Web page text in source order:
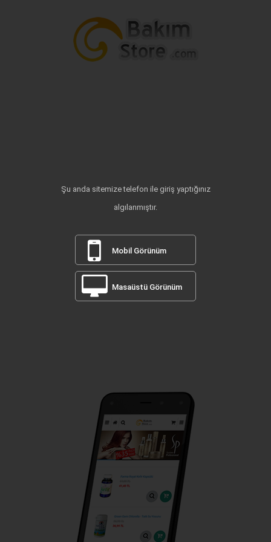
Şu anda sitemize telefon ile giriş yaptığınız
algılanmıştır.
Mobil Görünüm
Masaüstü Görünüm